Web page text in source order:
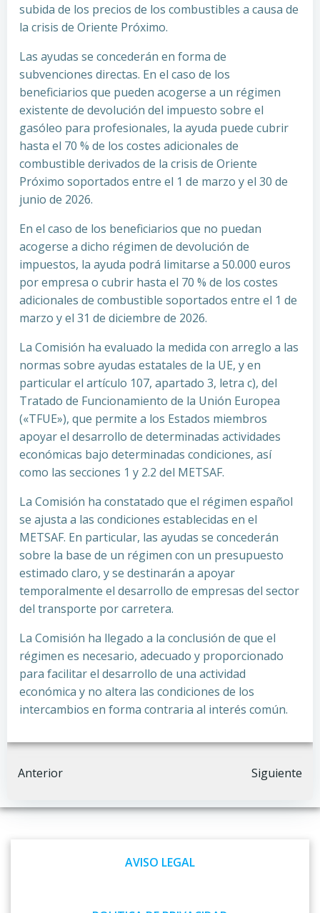
subida de los precios de los combustibles a causa de
la crisis de Oriente Próximo.
Las ayudas se concederán en forma de
subvenciones directas. En el caso de los
beneficiarios que pueden acogerse a un régimen
existente de devolución del impuesto sobre el
gasóleo para profesionales, la ayuda puede cubrir
hasta el 70 % de los costes adicionales de
combustible derivados de la crisis de Oriente
Próximo soportados entre el 1 de marzo y el 30 de
junio de 2026.
En el caso de los beneficiarios que no puedan
acogerse a dicho régimen de devolución de
impuestos, la ayuda podrá limitarse a 50.000 euros
por empresa o cubrir hasta el 70 % de los costes
adicionales de combustible soportados entre el 1 de
marzo y el 31 de diciembre de 2026.
La Comisión ha evaluado la medida con arreglo a las
normas sobre ayudas estatales de la UE, y en
particular el artículo 107, apartado 3, letra c), del
Tratado de Funcionamiento de la Unión Europea
(«TFUE»), que permite a los Estados miembros
apoyar el desarrollo de determinadas actividades
económicas bajo determinadas condiciones, así
como las secciones 1 y 2.2 del METSAF.
La Comisión ha constatado que el régimen español
se ajusta a las condiciones establecidas en el
METSAF. En particular, las ayudas se concederán
sobre la base de un régimen con un presupuesto
estimado claro, y se destinarán a apoyar
temporalmente el desarrollo de empresas del sector
del transporte por carretera.
La Comisión ha llegado a la conclusión de que el
régimen es necesario, adecuado y proporcionado
para facilitar el desarrollo de una actividad
económica y no altera las condiciones de los
intercambios en forma contraria al interés común.
Navegación
por
Anterior
Navegación
por
las
Siguiente
AVISO LEGAL